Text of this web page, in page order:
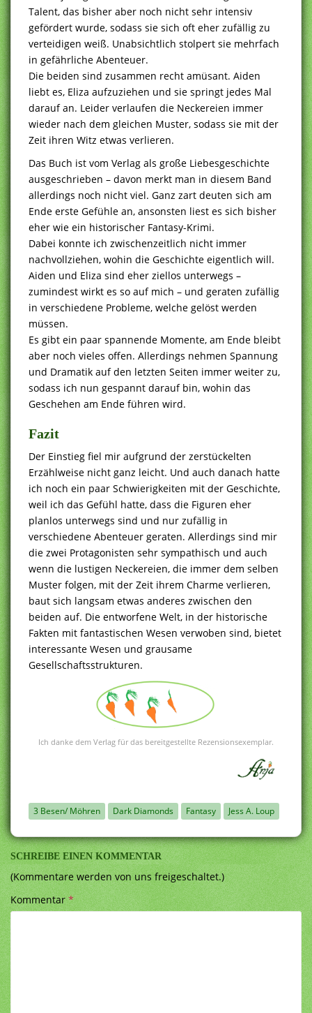
Talent, das bisher aber noch nicht sehr intensiv
gefördert wurde, sodass sie sich oft eher zufällig zu
verteidigen weiß. Unabsichtlich stolpert sie mehrfach
in gefährliche Abenteuer.
Die beiden sind zusammen recht amüsant. Aiden
liebt es, Eliza aufzuziehen und sie springt jedes Mal
darauf an. Leider verlaufen die Neckereien immer
wieder nach dem gleichen Muster, sodass sie mit der
Zeit ihren Witz etwas verlieren.
Das Buch ist vom Verlag als große Liebesgeschichte
ausgeschrieben – davon merkt man in diesem Band
allerdings noch nicht viel. Ganz zart deuten sich am
Ende erste Gefühle an, ansonsten liest es sich bisher
eher wie ein historischer Fantasy-Krimi.
Dabei konnte ich zwischenzeitlich nicht immer
nachvollziehen, wohin die Geschichte eigentlich will.
Aiden und Eliza sind eher ziellos unterwegs –
zumindest wirkt es so auf mich – und geraten zufällig
in verschiedene Probleme, welche gelöst werden
müssen.
Es gibt ein paar spannende Momente, am Ende bleibt
aber noch vieles offen. Allerdings nehmen Spannung
und Dramatik auf den letzten Seiten immer weiter zu,
sodass ich nun gespannt darauf bin, wohin das
Geschehen am Ende führen wird.
Fazit
Der Einstieg fiel mir aufgrund der zerstückelten
Erzählweise nicht ganz leicht. Und auch danach hatte
ich noch ein paar Schwierigkeiten mit der Geschichte,
weil ich das Gefühl hatte, dass die Figuren eher
planlos unterwegs sind und nur zufällig in
verschiedene Abenteuer geraten. Allerdings sind mir
die zwei Protagonisten sehr sympathisch und auch
wenn die lustigen Neckereien, die immer dem selben
Muster folgen, mit der Zeit ihrem Charme verlieren,
baut sich langsam etwas anderes zwischen den
beiden auf. Die entworfene Welt, in der historische
Fakten mit fantastischen Wesen verwoben sind, bietet
interessante Wesen und grausame
Gesellschaftsstrukturen.
Ich danke dem Verlag für das bereitgestellte Rezensionsexemplar.
3 Besen/ Möhren Dark Diamonds Fantasy Jess A. Loup
SCHREIBE EINEN KOMMENTAR
(Kommentare werden von uns freigeschaltet.)
Kommentar*